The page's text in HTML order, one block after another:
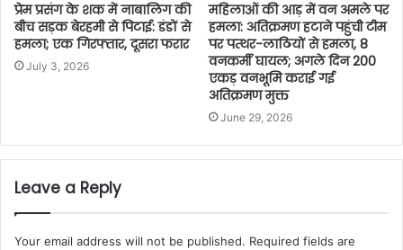
प्रेम प्रसंग के शक में नाबालिग की
बीच सड़क बेरहमी से पिटाई: डंडों से
हमला; एक गिरफ्तार, दूसरा फरार
July 3, 2026
महिलाओं की आड़ में वन अमले पर
हमला: अतिक्रमण हटाने पहुंची टीम
पर पत्थर-लाठियों से हमला, 8
वनकर्मी घायल; अगले दिन 200
एकड़ वनभूमि कराई गई
अतिक्रमण मुक्त
June 29, 2026
Leave a Reply
Your email address will not be published. Required fields are